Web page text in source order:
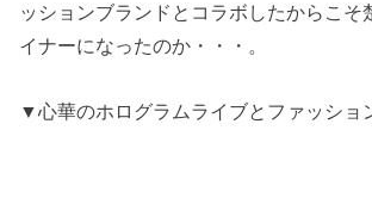
ッションブランドとコラボしたからこそ
イナーになったのか・・・。
▼心華のホログラムライブとファッショ